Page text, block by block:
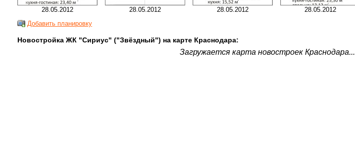
28.05.2012 28.05.2012 28.05.2012 28.05.2012
Добавить планировку
Новостройка ЖК "Сириус" ("Звёздный") на карте Краснодара:
Загружается карта новостроек Краснодара...